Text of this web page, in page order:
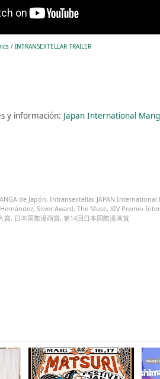
/ INTRANSEXTELLAR TRAILER
y información: Japan International
de Japón, Intransextellar, JAPAN International
, Silver Award, The Muse, XIV Premio
入賞, 日本国際漫画賞, 第14回日本国際漫画賞